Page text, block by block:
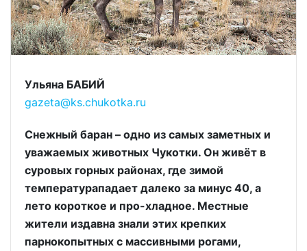
Ульяна БАБИЙ
gazeta@ks.chukotka.ru
Снежный баран – одно из самых заметных и
уважаемых животных Чукотки. Он живёт в
суровых горных районах, где зимой
температурападает далеко за минус 40, а
лето короткое и про-хладное. Местные
жители издавна знали этих крепких
парнокопытных с массивными рогами,